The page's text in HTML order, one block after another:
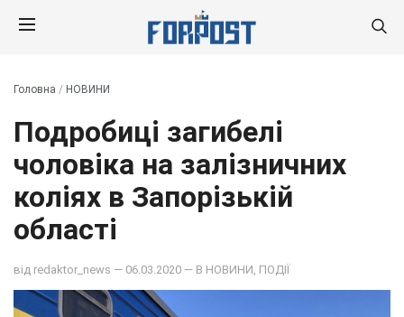
Головна / НОВИНИ
Подробиці загибелі
чоловіка на залізничних
коліях в Запорізькій
області
від redaktor_news — 06.03.2020 — В НОВИНИ ПОДІЇ